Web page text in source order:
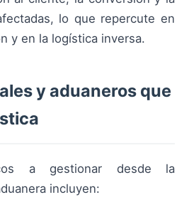
lo que repercute en
y en la logística inversa.
y aduaneros que
a gestionar desde la
incluyen: